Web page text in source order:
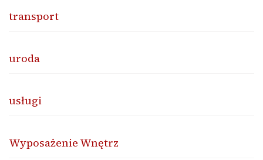
transport
uroda
usługi
Wyposażenie Wnętrz